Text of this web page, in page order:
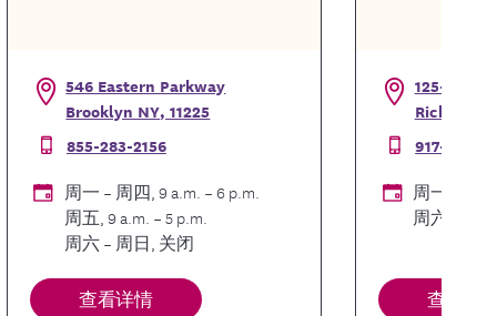
546 Eastern Parkway
Brooklyn NY, 11225
855-283-2156
周一 – 周四, 9 a.m. – 6 p.m.
周五, 9 a.m. – 5 p.m.
周六 – 周日, 关闭
查看详情
125-06
Richmond
917-816-
周一 – 周
周六 – 周
查看详